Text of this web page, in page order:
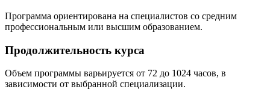
Программа ориентирована на специалистов со средним
профессиональным или высшим образованием.
Продолжительность курса
Объем программы варьируется от 72 до 1024 часов, в
зависимости от выбранной специализации.